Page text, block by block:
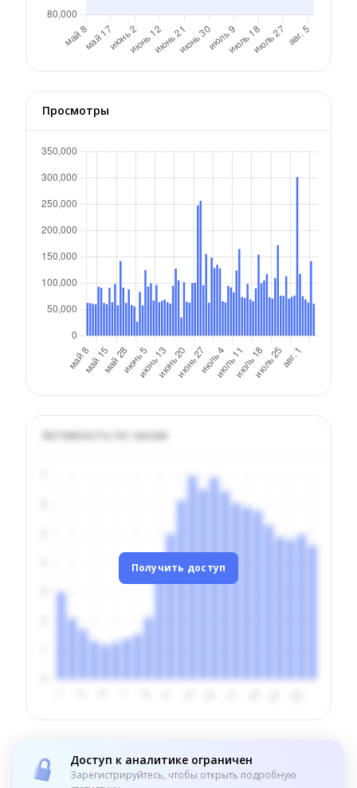
Просмотры
Активность по часам
Получить доступ
Доступ к аналитике ограничен
Зарегистрируйтесь, чтобы открыть подробную